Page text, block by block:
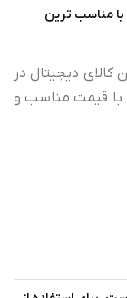
با مناسب ترین
کالای دیجیتال در
با قیمت مناسب و